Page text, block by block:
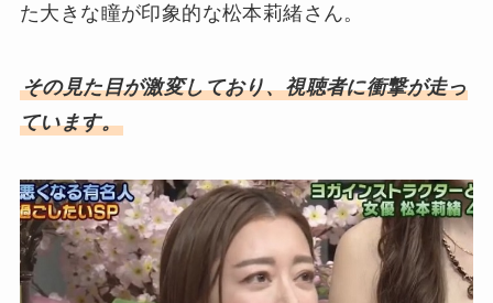
た大きな瞳が印象的な松本莉緒さん。
その見た目が激変しており、視聴者に衝撃が走っ
ています。